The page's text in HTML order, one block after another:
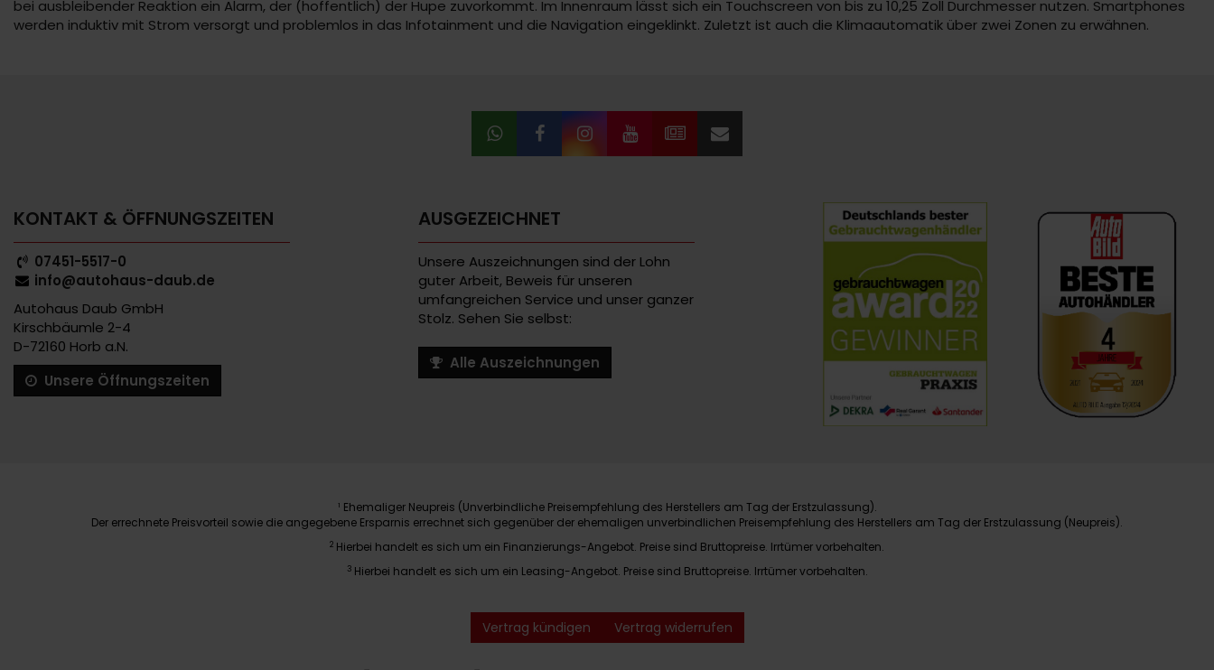
bei ausbleibender Reaktion ein Alarm, der (hoffentlich) der Hupe zuvorkommt. Im Innenraum lässt sich ein Touchscreen von bis zu 10,25 Zoll Durchmesser nutzen. Smartphones
werden induktiv mit Strom versorgt und problemlos in das Infotainment und die Navigation eingeklinkt. Zuletzt ist auch die Klimaautomatik über zwei Zonen zu erwähnen.
KONTAKT & ÖFFNUNGSZEITEN
07451-5517-0
info@autohaus-daub.de
Autohaus Daub GmbH
Kirschbäumle 2-4
D-72160 Horb a.N.
Unsere Öffnungszeiten
AUSGEZEICHNET
Unsere Auszeichnungen sind der Lohn
guter Arbeit, Beweis für unseren
umfangreichen Service und unser ganzer
Stolz. Sehen Sie selbst:
Alle Auszeichnungen
1 Ehemaliger Neupreis (Unverbindliche Preisempfehlung des Herstellers am Tag der Erstzulassung).
Der errechnete Preisvorteil sowie die angegebene Ersparnis errechnet sich gegenüber der ehemaligen unverbindlichen Preisempfehlung des Herstellers am Tag der Erstzulassung (Neupreis).
2 Hierbei handelt es sich um ein Finanzierungs-Angebot. Preise sind Bruttopreise. Irrtümer vorbehalten.
3 Hierbei handelt es sich um ein Leasing-Angebot. Preise sind Bruttopreise. Irrtümer vorbehalten.
Vertrag kündigen Vertrag widerrufen